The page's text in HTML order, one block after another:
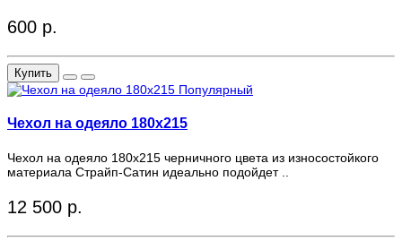
600 р.
Купить
Популярный
Чехол на одеяло 180x215
Чехол на одеяло 180x215 черничного цвета из износостойкого
материала Страйп-Сатин идеально подойдет ..
12 500 р.